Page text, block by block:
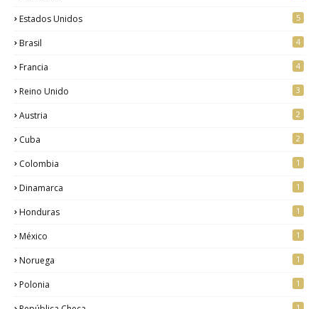
Estados Unidos 5
Brasil 4
Francia 4
Reino Unido 3
Austria 2
Cuba 2
Colombia 1
Dinamarca 1
Honduras 1
México 1
Noruega 1
Polonia 1